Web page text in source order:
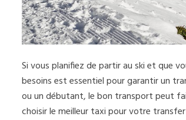
Si vous planifiez de partir au ski et que
besoins est essentiel pour garantir un
ou un débutant, le bon transport peut
choisir le meilleur taxi pour votre